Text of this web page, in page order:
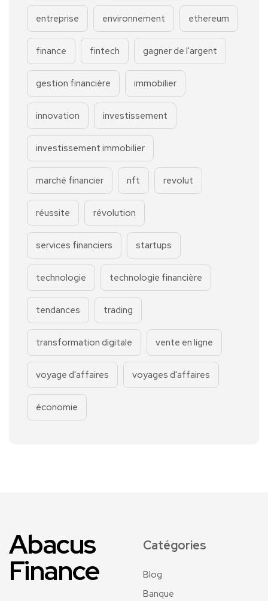
entreprise environnement ethereum
finance fintech gagner de l'argent
gestion financière immobilier
innovation investissement
investissement immobilier
marché financier nft revolut
réussite révolution
services financiers startups
technologie technologie financière
tendances trading
transformation digitale vente en ligne
voyage d'affaires voyages d'affaires
économie
Abacus
Finance
Catégories
Blog
Banque